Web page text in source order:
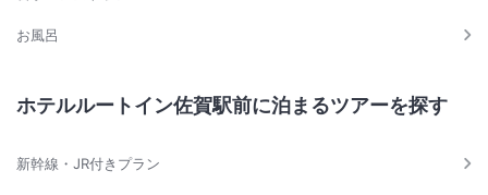
お風呂
ホテルルートイン佐賀駅前に泊まるツアーを探す
新幹線・JR付きプラン